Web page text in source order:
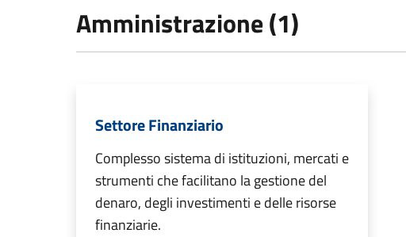
Amministrazione (1)
Settore Finanziario
Complesso sistema di istituzioni, mercati e
strumenti che facilitano la gestione del
denaro, degli investimenti e delle risorse
finanziarie.